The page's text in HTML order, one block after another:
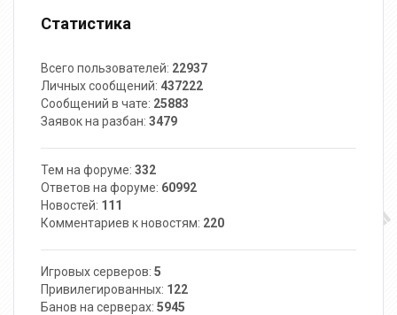
Статистика
Всего пользователей: 22937
Личных сообщений: 437222
Сообщений в чате: 25883
Заявок на разбан: 3479
Тем на форуме: 332
Ответов на форуме: 60992
Новостей: 111
Комментариев к новостям: 220
Игровых серверов: 5
Привилегированных: 122
Банов на серверах: 5945